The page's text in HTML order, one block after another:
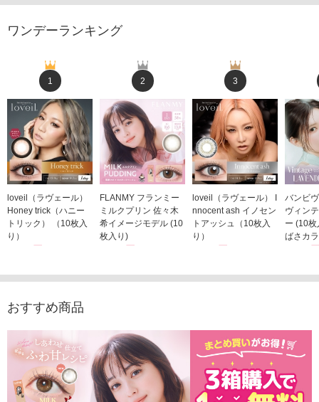
ワンデーランキング
1
loveil（ラヴェール）
Honey trick（ハニー
トリック） （10枚入
り）
2
FLANMY フランミー
ミルクプリン 佐々木
希イメージモデル (10
枚入り)
3
loveil（ラヴェール） I
nnocent ash イノセン
トアッシュ（10枚入
り）
バンビ
ヴィン
ー (10
ばさカ
おすすめ商品